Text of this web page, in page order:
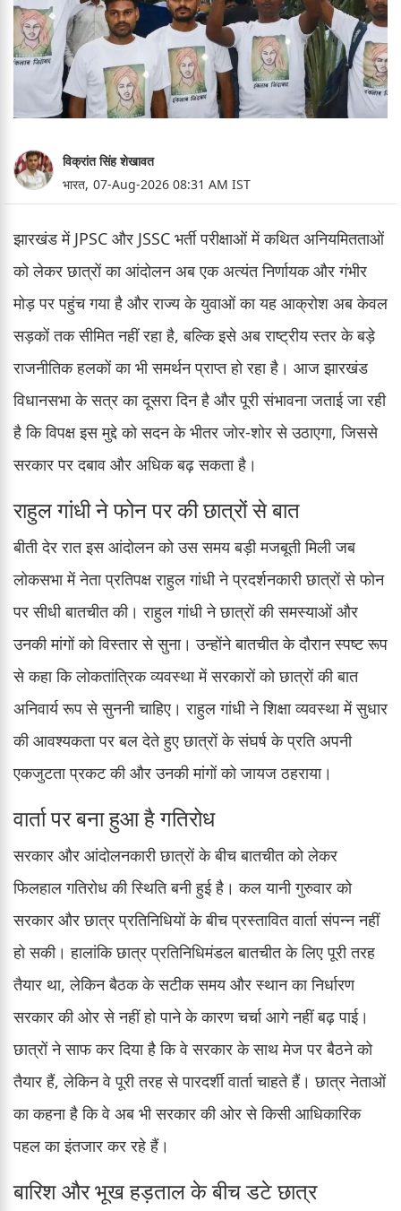
विक्रांत सिंह शेखावत
भारत, 07-Aug-2026 08:31 AM IST
झारखंड में JPSC और JSSC भर्ती परीक्षाओं में कथित अनियमितताओं
को लेकर छात्रों का आंदोलन अब एक अत्यंत निर्णायक और गंभीर
मोड़ पर पहुंच गया है और राज्य के युवाओं का यह आक्रोश अब केवल
सड़कों तक सीमित नहीं रहा है, बल्कि इसे अब राष्ट्रीय स्तर के बड़े
राजनीतिक हलकों का भी समर्थन प्राप्त हो रहा है। आज झारखंड
विधानसभा के सत्र का दूसरा दिन है और पूरी संभावना जताई जा रही
है कि विपक्ष इस मुद्दे को सदन के भीतर जोर-शोर से उठाएगा, जिससे
सरकार पर दबाव और अधिक बढ़ सकता है।
राहुल गांधी ने फोन पर की छात्रों से बात
बीती देर रात इस आंदोलन को उस समय बड़ी मजबूती मिली जब
लोकसभा में नेता प्रतिपक्ष राहुल गांधी ने प्रदर्शनकारी छात्रों से फोन
पर सीधी बातचीत की। राहुल गांधी ने छात्रों की समस्याओं और
उनकी मांगों को विस्तार से सुना। उन्होंने बातचीत के दौरान स्पष्ट रूप
से कहा कि लोकतांत्रिक व्यवस्था में सरकारों को छात्रों की बात
अनिवार्य रूप से सुननी चाहिए। राहुल गांधी ने शिक्षा व्यवस्था में सुधार
की आवश्यकता पर बल देते हुए छात्रों के संघर्ष के प्रति अपनी
एकजुटता प्रकट की और उनकी मांगों को जायज ठहराया।
वार्ता पर बना हुआ है गतिरोध
सरकार और आंदोलनकारी छात्रों के बीच बातचीत को लेकर
फिलहाल गतिरोध की स्थिति बनी हुई है। कल यानी गुरुवार को
सरकार और छात्र प्रतिनिधियों के बीच प्रस्तावित वार्ता संपन्न नहीं
हो सकी। हालांकि छात्र प्रतिनिधिमंडल बातचीत के लिए पूरी तरह
तैयार था, लेकिन बैठक के सटीक समय और स्थान का निर्धारण
सरकार की ओर से नहीं हो पाने के कारण चर्चा आगे नहीं बढ़ पाई।
छात्रों ने साफ कर दिया है कि वे सरकार के साथ मेज पर बैठने को
तैयार हैं, लेकिन वे पूरी तरह से पारदर्शी वार्ता चाहते हैं। छात्र नेताओं
का कहना है कि वे अब भी सरकार की ओर से किसी आधिकारिक
पहल का इंतजार कर रहे हैं।
बारिश और भूख हड़ताल के बीच डटे छात्र